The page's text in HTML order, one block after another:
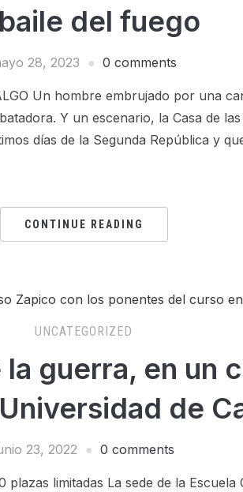
del fuego
28, 2023 0 comments
Un hombre embrujado por una
Y un escenario, la Casa de las
días de la Segunda República y
CONTINUE READING
UNCATEGORIZED
guerra, en un
de
23, 2022 0 comments
limitadas La sede de la Escuela